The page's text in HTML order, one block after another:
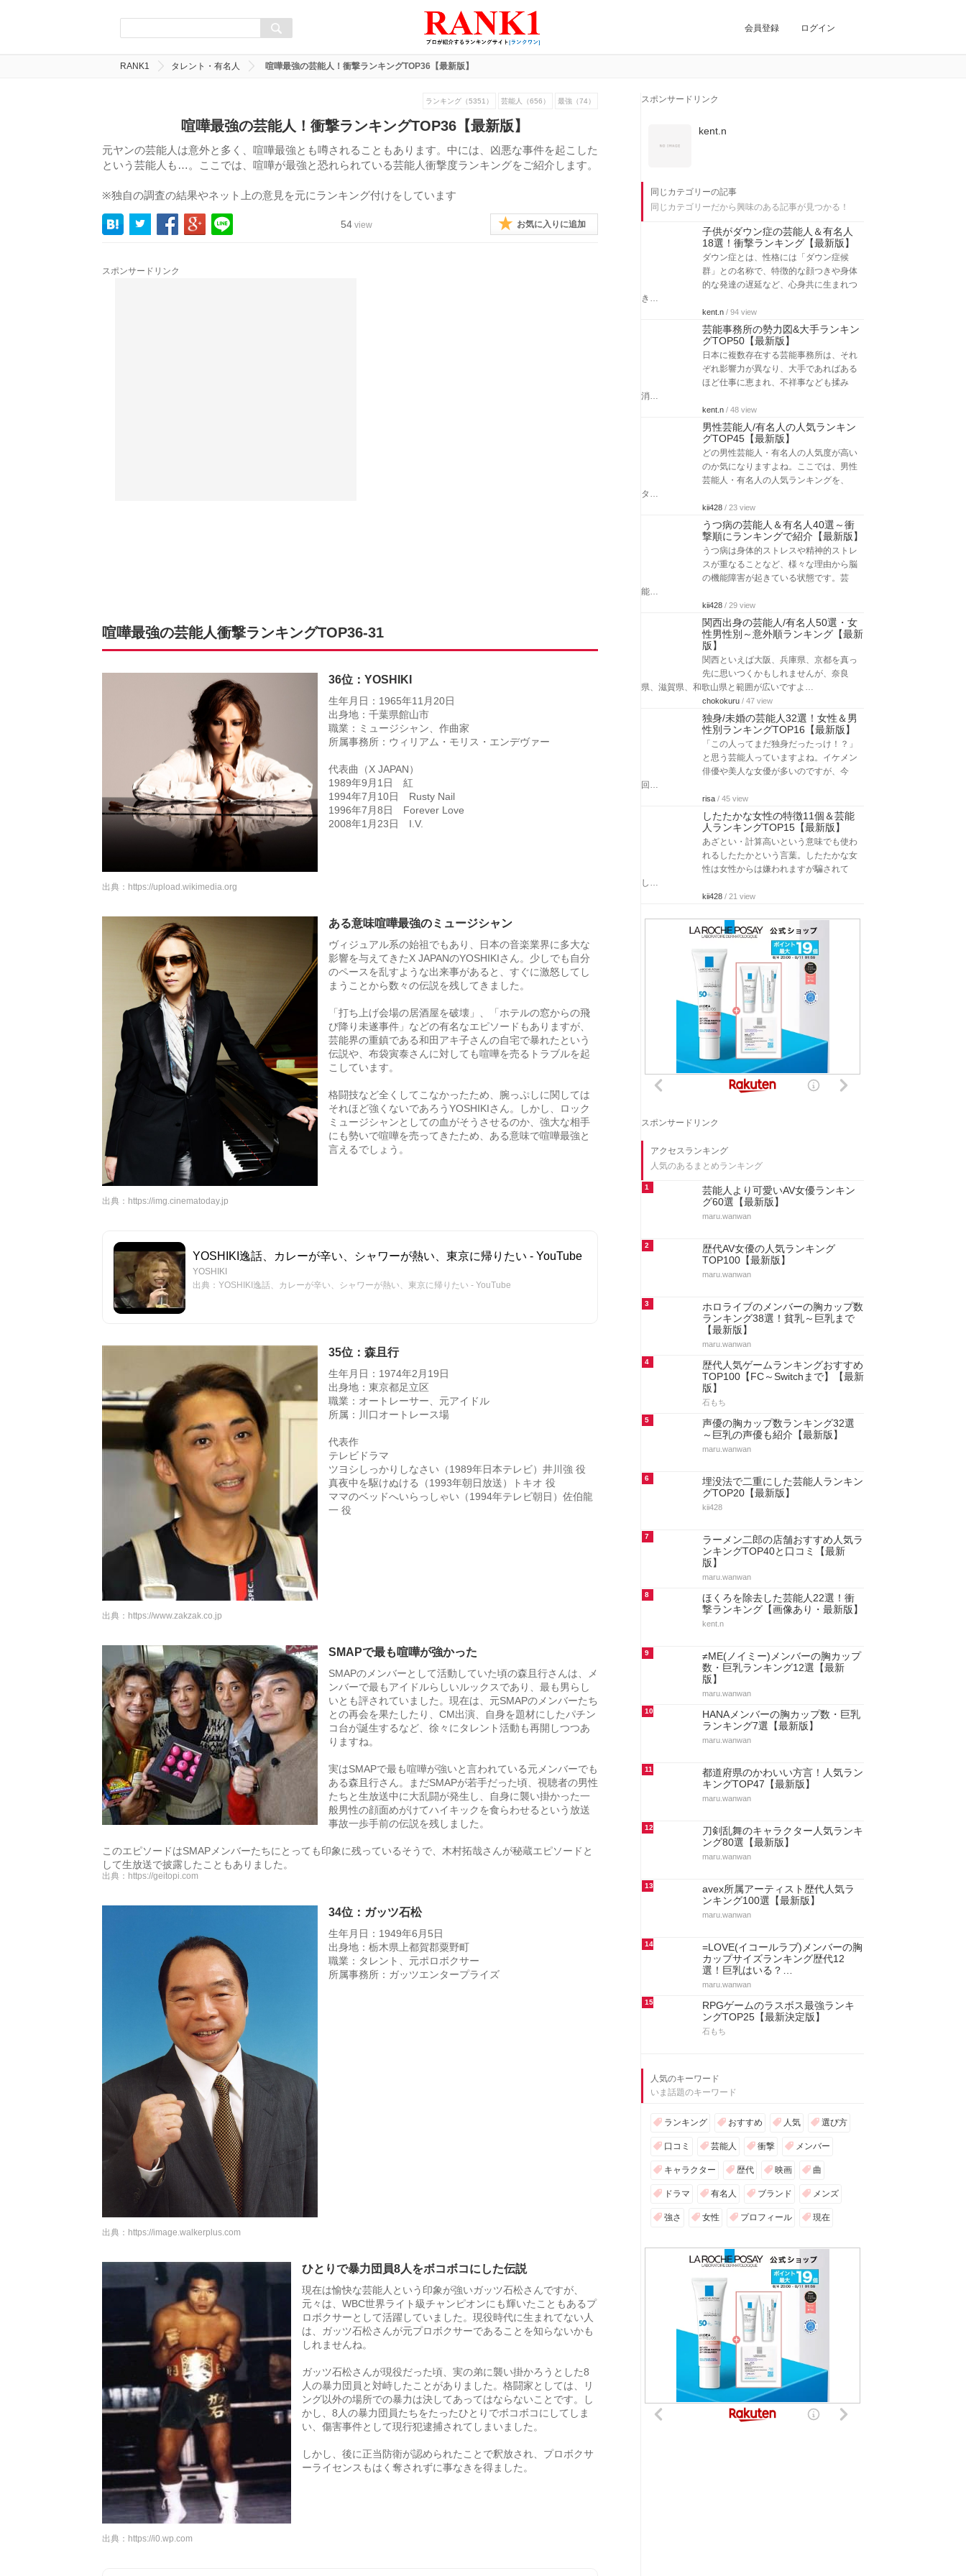
会員登録 ログイン
RANK1 タレント・有名人 喧嘩最強の芸能人！衝撃ランキングTOP36【最新版】
ランキング（5351） 芸能人（656） 最強（74）
喧嘩最強の芸能人！衝撃ランキングTOP36【最新版】
元ヤンの芸能人は意外と多く、喧嘩最強とも噂されることもあります。中には、凶悪な事件を起こした
という芸能人も…。ここでは、喧嘩が最強と恐れられている芸能人衝撃度ランキングをご紹介します。
※独自の調査の結果やネット上の意見を元にランキング付けをしています
54 view お気に入りに追加
スポンサードリンク
喧嘩最強の芸能人衝撃ランキングTOP36-31
36位：YOSHIKI
生年月日：1965年11月20日
出身地：千葉県館山市
職業：ミュージシャン、作曲家
所属事務所：ウィリアム・モリス・エンデヴァー
代表曲（X JAPAN）
1989年9月1日 紅
1994年7月10日 Rusty Nail
1996年7月8日 Forever Love
2008年1月23日 I.V.
出典： https://upload.wikimedia.org
ある意味喧嘩最強のミュージシャン
ヴィジュアル系の始祖でもあり、日本の音楽業界に多大な
影響を与えてきたX JAPANのYOSHIKIさん。少しでも自分
のペースを乱すような出来事があると、すぐに激怒してし
まうことから数々の伝説を残してきました。
「打ち上げ会場の居酒屋を破壊」、「ホテルの窓からの飛
び降り未遂事件」などの有名なエピソードもありますが、
芸能界の重鎮である和田アキ子さんの自宅で暴れたという
伝説や、布袋寅泰さんに対しても喧嘩を売るトラブルを起
こしています。
格闘技など全くしてこなかったため、腕っぷしに関しては
それほど強くないであろうYOSHIKIさん。しかし、ロック
ミュージシャンとしての血がそうさせるのか、強大な相手
にも勢いで喧嘩を売ってきたため、ある意味で喧嘩最強と
言えるでしょう。
出典： https://img.cinematoday.jp
YOSHIKI逸話、カレーが辛い、シャワーが熱い、東京に帰りたい - YouTube
YOSHIKI
出典：YOSHIKI逸話、カレーが辛い、シャワーが熱い、東京に帰りたい - YouTube
35位：森且行
生年月日：1974年2月19日
出身地：東京都足立区
職業：オートレーサー、元アイドル
所属：川口オートレース場
代表作
テレビドラマ
ツヨシしっかりしなさい（1989年日本テレビ）井川強 役
真夜中を駆けぬける（1993年朝日放送）トキオ 役
ママのベッドへいらっしゃい（1994年テレビ朝日）佐伯龍
一 役
出典： https://www.zakzak.co.jp
SMAPで最も喧嘩が強かった
SMAPのメンバーとして活動していた頃の森且行さんは、メ
ンバーで最もアイドルらしいルックスであり、最も男らし
いとも評されていました。現在は、元SMAPのメンバーたち
との再会を果たしたり、CM出演、自身を題材にしたパチン
コ台が誕生するなど、徐々にタレント活動も再開しつつあ
りますね。
実はSMAPで最も喧嘩が強いと言われている元メンバーでも
ある森且行さん。まだSMAPが若手だった頃、視聴者の男性
たちと生放送中に大乱闘が発生し、自身に襲い掛かった一
般男性の顔面めがけてハイキックを食らわせるという放送
事故一歩手前の伝説を残しました。
このエピソードはSMAPメンバーたちにとっても印象に残っているそうで、木村拓哉さんが秘蔵エピソードと
して生放送で披露したこともありました。
出典： https://geitopi.com
34位：ガッツ石松
生年月日：1949年6月5日
出身地：栃木県上都賀郡粟野町
職業：タレント、元ポロボクサー
所属事務所：ガッツエンタープライズ
出典： https://image.walkerplus.com
ひとりで暴力団員8人をボコボコにした伝説
現在は愉快な芸能人という印象が強いガッツ石松さんですが、
元々は、WBC世界ライト級チャンピオンにも輝いたこともあるプ
ロボクサーとして活躍していました。現役時代に生まれてない人
は、ガッツ石松さんが元プロボクサーであることを知らないかも
しれませんね。
ガッツ石松さんが現役だった頃、実の弟に襲い掛かろうとした8
人の暴力団員と対峙したことがありました。格闘家としては、リ
ング以外の場所での暴力は決してあってはならないことです。し
かし、8人の暴力団員たちをたったひとりでボコボコにしてしま
い、傷害事件として現行犯逮捕されてしまいました。
しかし、後に正当防衛が認められたことで釈放され、プロボクサ
ーライセンスもはく奪されずに事なきを得ました。
出典： https://i0.wp.com
スポンサードリンク
kent.n
同じカテゴリーの記事
同じカテゴリーだから興味のある記事が見つかる！
子供がダウン症の芸能人＆有名人
18選！衝撃ランキング【最新版】
ダウン症とは、性格には「ダウン症候
群」との名称で、特徴的な顔つきや身体
的な発達の遅延など、心身共に生まれつ
き…
kent.n / 94 view
芸能事務所の勢力図&大手ランキン
グTOP50【最新版】
日本に複数存在する芸能事務所は、それ
ぞれ影響力が異なり、大手であればある
ほど仕事に恵まれ、不祥事なども揉み
消…
kent.n / 48 view
男性芸能人/有名人の人気ランキン
グTOP45【最新版】
どの男性芸能人・有名人の人気度が高い
のか気になりますよね。ここでは、男性
芸能人・有名人の人気ランキングを、
タ…
kii428 / 23 view
うつ病の芸能人＆有名人40選～衝
撃順にランキングで紹介【最新版】
うつ病は身体的ストレスや精神的ストレ
スが重なることなど、様々な理由から脳
の機能障害が起きている状態です。芸
能…
kii428 / 29 view
関西出身の芸能人/有名人50選・女
性男性別～意外順ランキング【最新
版】
関西といえば大阪、兵庫県、京都を真っ
先に思いつくかもしれませんが、奈良
県、滋賀県、和歌山県と範囲が広いですよ…
chokokuru / 47 view
独身/未婚の芸能人32選！女性＆男
性別ランキングTOP16【最新版】
「この人ってまだ独身だったっけ！？」
と思う芸能人っていますよね。イケメン
俳優や美人な女優が多いのですが、今
回…
risa / 45 view
したたかな女性の特徴11個＆芸能
人ランキングTOP15【最新版】
あざとい・計算高いという意味でも使わ
れるしたたかという言葉。したたかな女
性は女性からは嫌われますが騙されて
し…
kii428 / 21 view
スポンサードリンク
アクセスランキング
人気のあるまとめランキング
1
芸能人より可愛いAV女優ランキン
グ60選【最新版】
maru.wanwan
2
歴代AV女優の人気ランキング
TOP100【最新版】
maru.wanwan
3
ホロライブのメンバーの胸カップ数
ランキング38選！貧乳～巨乳まで
【最新版】
maru.wanwan
4
歴代人気ゲームランキングおすすめ
TOP100【FC～Switchまで】【最新
版】
石もち
5
声優の胸カップ数ランキング32選
～巨乳の声優も紹介【最新版】
maru.wanwan
6
埋没法で二重にした芸能人ランキン
グTOP20【最新版】
kii428
7
ラーメン二郎の店舗おすすめ人気ラ
ンキングTOP40と口コミ【最新
版】
maru.wanwan
8
ほくろを除去した芸能人22選！衝
撃ランキング【画像あり・最新版】
kent.n
9
≠ME(ノイミー)メンバーの胸カップ
数・巨乳ランキング12選【最新
版】
maru.wanwan
10
HANAメンバーの胸カップ数・巨乳
ランキング7選【最新版】
maru.wanwan
11
都道府県のかわいい方言！人気ラン
キングTOP47【最新版】
maru.wanwan
12
刀剣乱舞のキャラクター人気ランキ
ング80選【最新版】
maru.wanwan
13
avex所属アーティスト歴代人気ラ
ンキング100選【最新版】
maru.wanwan
14
=LOVE(イコールラブ)メンバーの胸
カップサイズランキング歴代12
選！巨乳はいる？…
maru.wanwan
15
RPGゲームのラスボス最強ランキ
ングTOP25【最新決定版】
石もち
人気のキーワード
いま話題のキーワード
ランキング おすすめ 人気 選び方
口コミ 芸能人 衝撃 メンバー
キャラクター 歴代 映画 曲
ドラマ 有名人 ブランド メンズ
強さ 女性 プロフィール 現在